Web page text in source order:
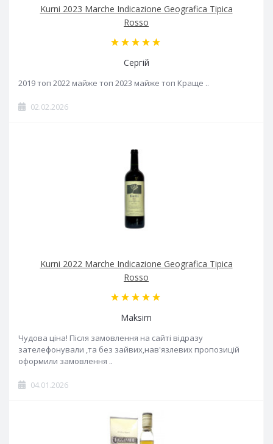
Kurni 2023 Marche Indicazione Geografica Tipica
Rosso
Сергій
2019 топ 2022 майже топ 2023 майже топ Краще ..
02.02.2026
Kurni 2022 Marche Indicazione Geografica Tipica
Rosso
Maksim
Чудова ціна! Після замовлення на сайті відразу
зателефонували ,та без зайвих,нав'язлевих пропозицій
оформили замовлення ..
04.01.2026